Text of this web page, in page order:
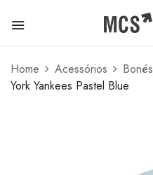
Home Acessórios Bonés
York Yankees Pastel Blue